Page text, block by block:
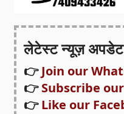
लेटेस्ट न्यूज़ अपडेट
👉Join our
👉Subscribe
👉Like our